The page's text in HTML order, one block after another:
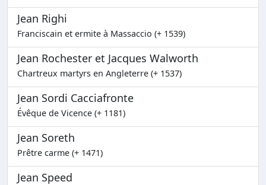
Jean Righi
Franciscain et ermite à Massaccio (+ 1539)
Jean Rochester et Jacques Walworth
Chartreux martyrs en Angleterre (+ 1537)
Jean Sordi Cacciafronte
Évêque de Vicence (+ 1181)
Jean Soreth
Prêtre carme (+ 1471)
Jean Speed